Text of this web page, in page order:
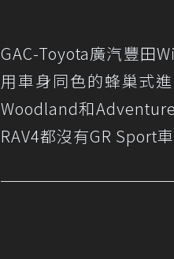
GAC-Toyota廣汽豐田
用車身同色的蜂巢式
Woodland和
RAV4都沒有GR Sport